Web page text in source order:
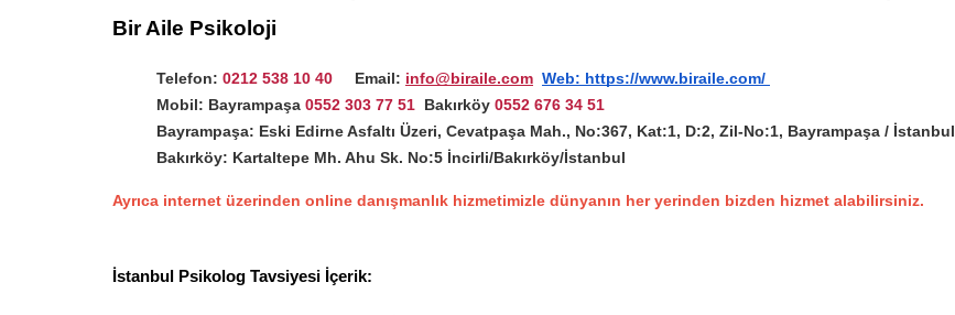
Bir Aile Psikoloji
Telefon: 0212 538 10 40 Email: info@biraile.com Web: https://www.biraile.com/
Mobil: Bayrampaşa 0552 303 77 51 Bakırköy 0552 676 34 51
Bayrampaşa: Eski Edirne Asfaltı Üzeri, Cevatpaşa Mah., No:367, Kat:1, D:2, Zil-No:1, Bayrampaşa / İstanbul
Bakırköy: Kartaltepe Mh. Ahu Sk. No:5 İncirli/Bakırköy/İstanbul
Ayrıca internet üzerinden online danışmanlık hizmetimizle dünyanın her yerinden bizden hizmet alabilirsiniz.
İstanbul Psikolog Tavsiyesi İçerik: